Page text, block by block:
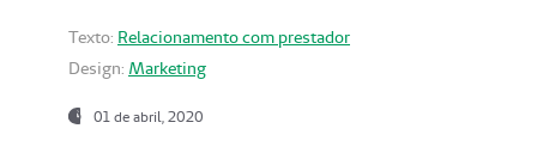
Texto: Relacionamento com prestador
Design: Marketing
01 de abril, 2020